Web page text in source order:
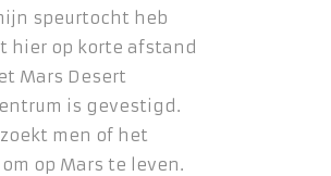
speurtocht heb
hier op korte afstand
Mars Desert
is gevestigd.
men of het
op Mars te leven.